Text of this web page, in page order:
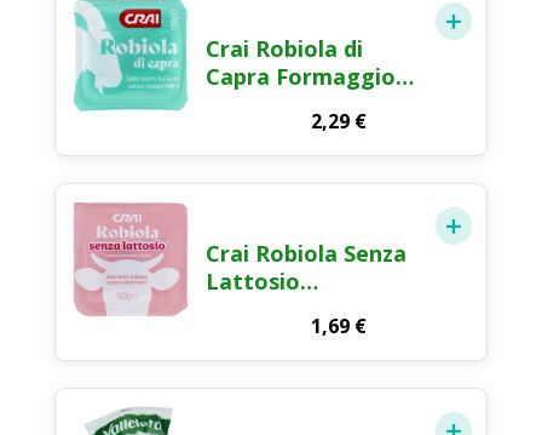
Crai Robiola di
Capra Formaggio
2,29 €
Crai Robiola Senza
Lattosio
1,69 €